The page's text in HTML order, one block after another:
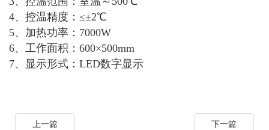
4、控温精度：≤±2℃
5、加热功率：7000W
6、工作面积：600×500mm
7、显示形式：LED数字显示
上一篇 下一篇